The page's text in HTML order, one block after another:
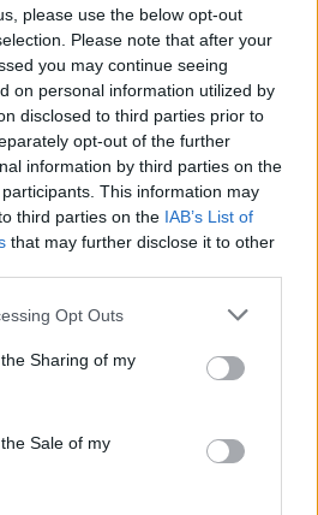
please use the below opt-out
Please note that after your
you may continue seeing
on personal information utilized by
disclosed to third parties prior to
opt-out of the further
information by third parties on the
participants. This information may
third parties on the IAB’s List of
that may further disclose it to other
app uses one or more Google
usage behaviour. You may click to
Google and its third-party tags to
purposes in below Google
Opt Outs
Sharing of my
Sale of myεδώ
«Εκρηκτικό
σήμερα με ανέμους
μποφόρ και
στους 39°C - Την
υποχωρεί ο